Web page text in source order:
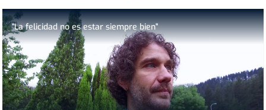
"La felicidad no es estar siempre bien"